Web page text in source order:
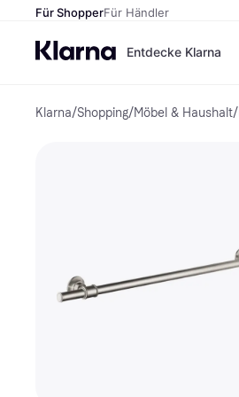
Für ShopperFür Händler
Entdecke Klarna
Klarna/Shopping/Möbel & Haushalt/